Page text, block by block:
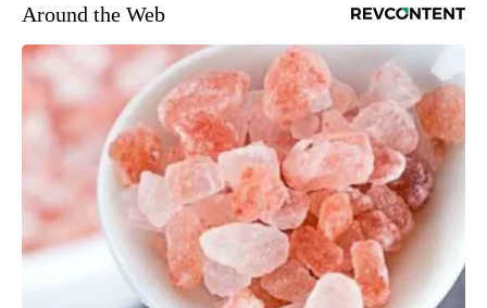
Around the Web